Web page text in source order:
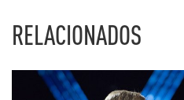
RELACIONADOS